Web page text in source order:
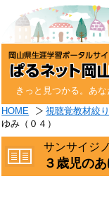
きっと見つかる。あ
HOME 視聴覚教材絞
ゆみ（０４）
サンサイジ
３歳児のあ